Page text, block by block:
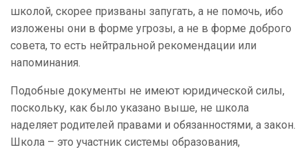
школой, скорее призваны запугать, а не помочь, ибо
изложены они в форме угрозы, а не в форме доброго
совета, то есть нейтральной рекомендации или
напоминания.
Подобные документы не имеют юридической силы,
поскольку, как было указано выше, не школа
наделяет родителей правами и обязанностями, а закон.
Школа – это участник системы образования,